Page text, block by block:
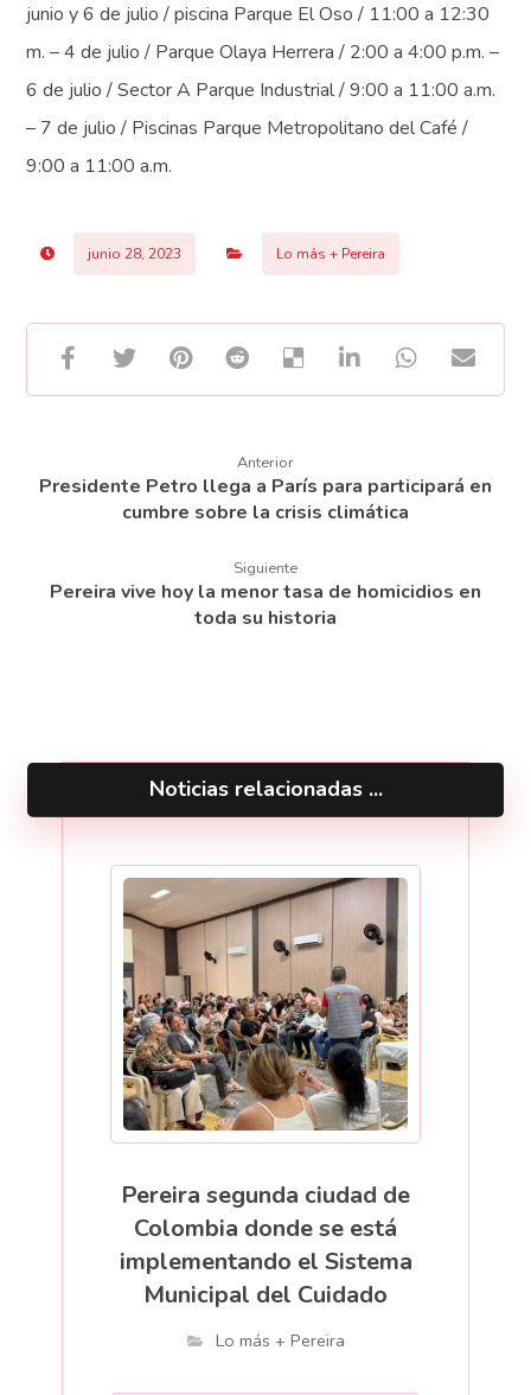
junio y 6 de julio / piscina Parque El Oso / 11:00 a 12:30
m. – 4 de julio / Parque Olaya Herrera / 2:00 a 4:00 p.m. –
6 de julio / Sector A Parque Industrial / 9:00 a 11:00 a.m.
– 7 de julio / Piscinas Parque Metropolitano del Café /
9:00 a 11:00 a.m.
junio 28, 2023 Lo más + Pereira
Anterior
Presidente Petro llega a París para participará en
cumbre sobre la crisis climática
Siguiente
Pereira vive hoy la menor tasa de homicidios en
toda su historia
Noticias relacionadas ...
Pereira segunda ciudad de
Colombia donde se está
implementando el Sistema
Municipal del Cuidado
Lo más + Pereira